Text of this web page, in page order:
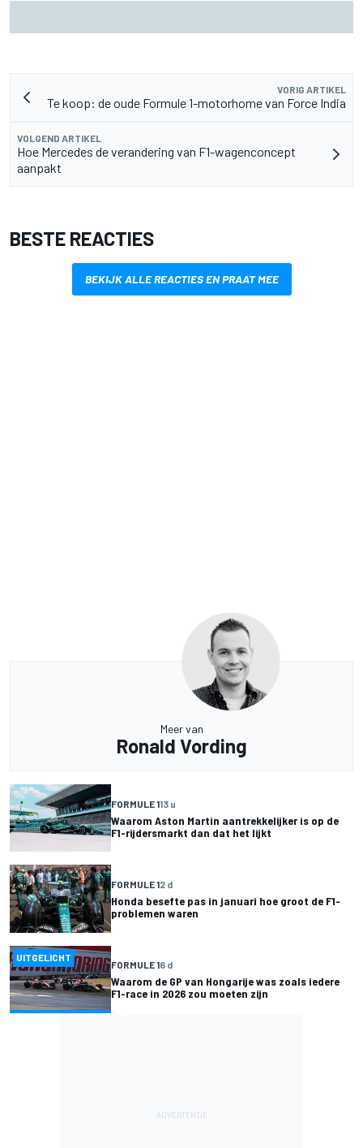
VORIG ARTIKEL
Te koop: de oude Formule 1-motorhome van Force India
VOLGEND ARTIKEL
Hoe Mercedes de verandering van F1-wagenconcept
aanpakt
BESTE REACTIES
BEKIJK ALLE REACTIES EN PRAAT MEE
Meer van
Ronald Vording
FORMULE 113 u
Waarom Aston Martin aantrekkelijker is op de
F1-rijdersmarkt dan dat het lijkt
FORMULE 12 d
Honda besefte pas in januari hoe groot de F1-
problemen waren
UITGELICHT
FORMULE 16 d
Waarom de GP van Hongarije was zoals iedere
F1-race in 2026 zou moeten zijn